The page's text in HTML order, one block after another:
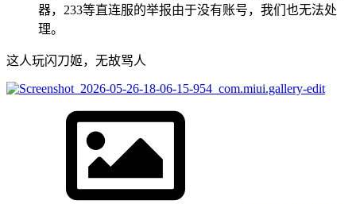
器，233等直连服的举报由于没有账号，我们也无法处
理。
这人玩闪刀姬，无故骂人